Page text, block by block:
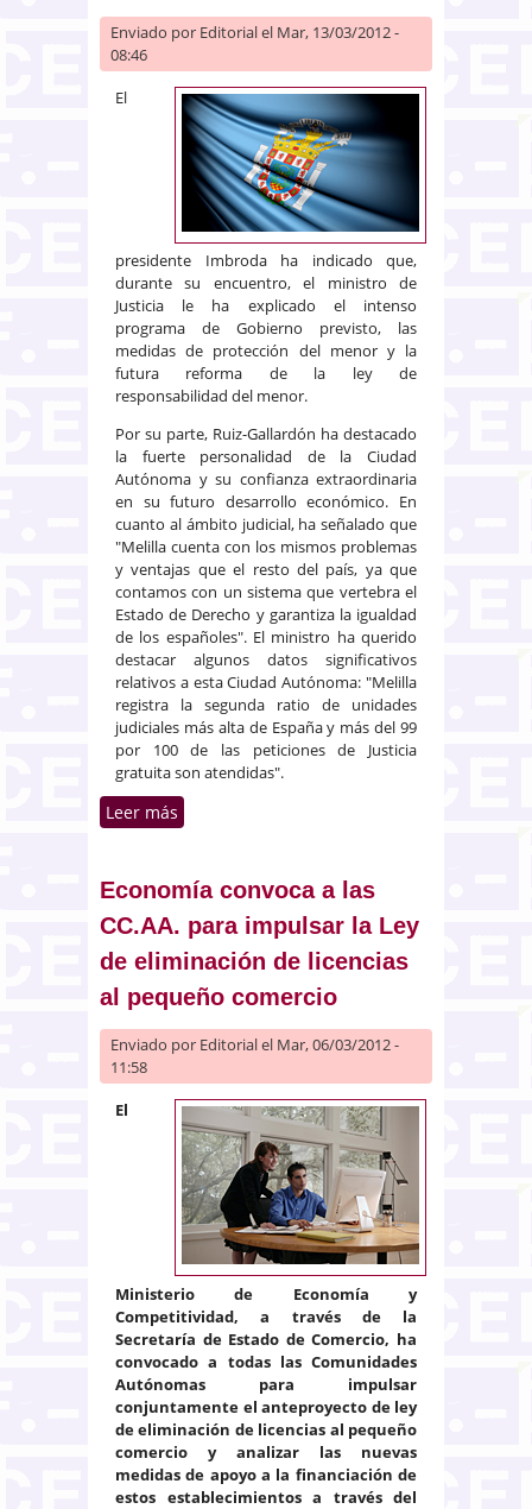
Enviado por Editorialel Mar, 13/03/2012 -
08:46
El
presidente Imbroda ha indicado que,
durante su encuentro, el ministro de
Justicia le ha explicado el intenso
programa de Gobierno previsto, las
medidas de protección del menor y la
futura reforma de la ley de
responsabilidad del menor.
Por su parte, Ruiz-Gallardón ha destacado
la fuerte personalidad de la Ciudad
Autónoma y su confianza extraordinaria
en su futuro desarrollo económico. En
cuanto al ámbito judicial, ha señalado que
"Melilla cuenta con los mismos problemas
y ventajas que el resto del país, ya que
contamos con un sistema que vertebra el
Estado de Derecho y garantiza la igualdad
de los españoles". El ministro ha querido
destacar algunos datos significativos
relativos a esta Ciudad Autónoma: "Melilla
registra la segunda ratio de unidades
judiciales más alta de España y más del 99
por 100 de las peticiones de Justicia
gratuita son atendidas".
Leer más
Melilla
Economía convoca a las
CC.AA. para impulsar la Ley
de eliminación de licencias
al pequeño comercio
Enviado por Editorialel Mar, 06/03/2012 -
11:58
El
Ministerio de Economía y
Competitividad, a través de la
Secretaría de Estado de Comercio, ha
convocado a todas las Comunidades
Autónomas para impulsar
conjuntamente el anteproyecto de ley
de eliminación de licencias al pequeño
comercio y analizar las nuevas
medidas de apoyo a la financiación de
estos establecimientos a través del